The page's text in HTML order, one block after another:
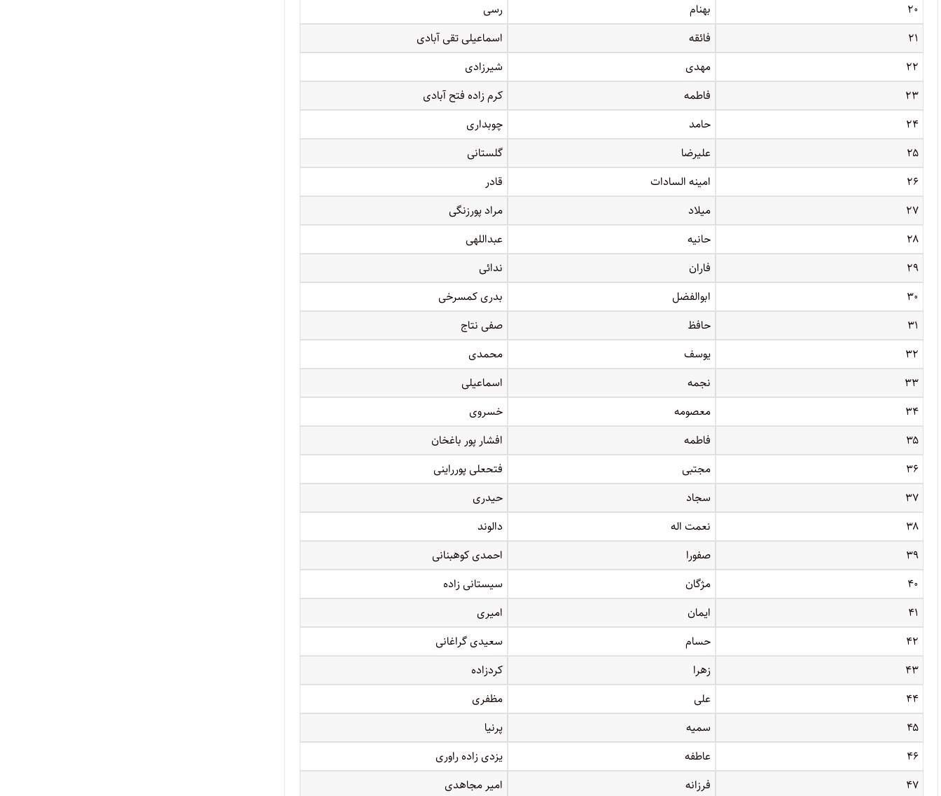
۲۰
بهنام
رسی
۲۱
فائقه
اسماعیلی تقی آبادی
۲۲
مهدی
شیرزادی
۲۳
فاطمه
کرم زاده فتح آبادی
۲۴
حامد
چوبداری
۲۵
علیرضا
گلستانی
۲۶
امینه السادات
قادر
۲۷
میلاد
مراد پورزنگی
۲۸
حانیه
عبداللهی
۲۹
فاران
ندائی
۳۰
ابوالفضل
بدری کمسرخی
۳۱
حافظ
صفی نتاج
۳۲
یوسف
محمدی
۳۳
نجمه
اسماعیلی
۳۴
معصومه
خسروی
۳۵
فاطمه
افشار پور باغخان
۳۶
مجتبی
فتحعلی پورراینی
۳۷
سجاد
حیدری
۳۸
نعمت اله
دالوند
۳۹
صفورا
احمدی کوهبنانی
۴۰
مژگان
سیستانی زاده
۴۱
ایمان
امیری
۴۲
حسام
سعیدی گراغانی
۴۳
زهرا
کردزاده
۴۴
على
مظفری
۴۵
سمیه
پرنیا
۴۶
عاطفه
یزدی زاده راوری
۴۷
فرزانه امیر مجاهدی